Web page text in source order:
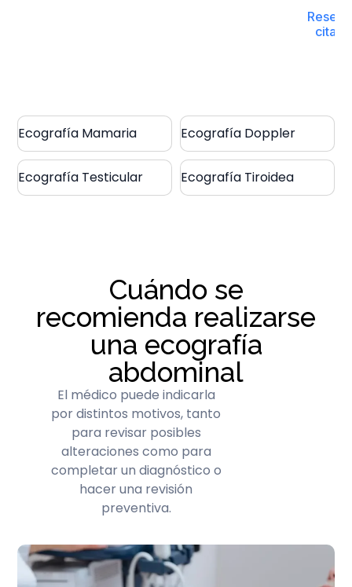
cita →
Ecografía Mamaria Ecografía Doppler
Ecografía Testicular Ecografía Tiroidea
Cuándo se
recomienda realizarse
una ecografía
abdominal
El médico puede indicarla
por distintos motivos, tanto
para revisar posibles
alteraciones como para
completar un diagnóstico o
hacer una revisión
preventiva.